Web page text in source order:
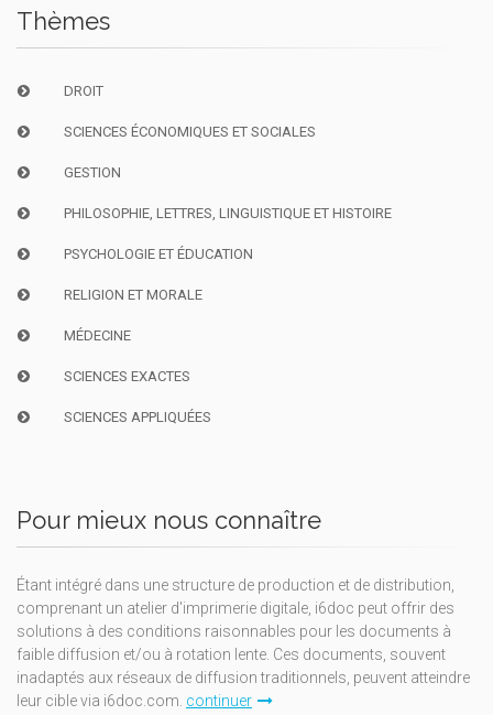
Thèmes
DROIT
SCIENCES ÉCONOMIQUES ET SOCIALES
GESTION
PHILOSOPHIE, LETTRES, LINGUISTIQUE ET HISTOIRE
PSYCHOLOGIE ET ÉDUCATION
RELIGION ET MORALE
MÉDECINE
SCIENCES EXACTES
SCIENCES APPLIQUÉES
Pour mieux nous connaître
Étant intégré dans une structure de production et de distribution,
comprenant un atelier d'imprimerie digitale, i6doc peut offrir des
solutions à des conditions raisonnables pour les documents à
faible diffusion et/ou à rotation lente. Ces documents, souvent
inadaptés aux réseaux de diffusion traditionnels, peuvent atteindre
leur cible via i6doc.com. continuer